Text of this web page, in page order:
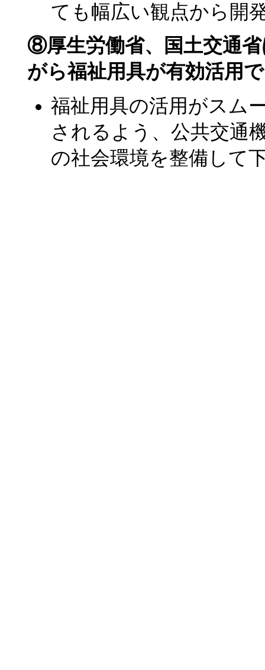
ても幅広い観点から開
⑧厚生労働省、国土交通
がら福祉用具が有効活用
福祉用具の活用がスム
されるよう、公共交通
の社会環境を整備して